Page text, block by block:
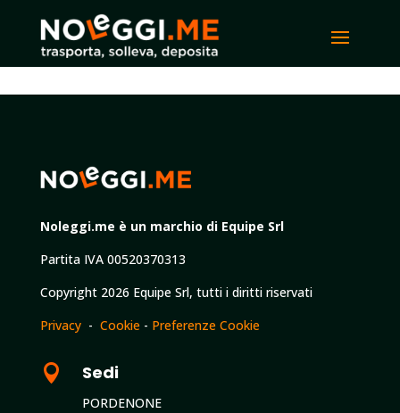
Noleggi.me è un marchio di Equipe Srl
Partita IVA 00520370313
Copyright 2026 Equipe Srl, tutti i diritti riservati
Privacy- Cookie- Preferenze Cookie
 Sedi
PORDENONE